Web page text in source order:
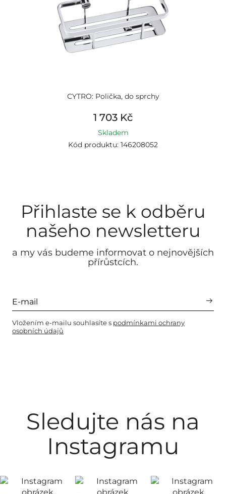
CYTRO: Polička, do sprchy
1 703 Kč
Skladem
Kód produktu: 146208052
Přihlaste se k odběru
našeho newsletteru
a my vás budeme informovat o nejnovějších
přírůstcích.
Vložením e-mailu souhlasíte s podmínkami ochrany
osobních údajů
Sledujte nás na
Instagramu